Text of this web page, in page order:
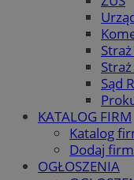
Sąd
KATALOG FIRM
Katalog
Dodaj
OGŁOSZENIA